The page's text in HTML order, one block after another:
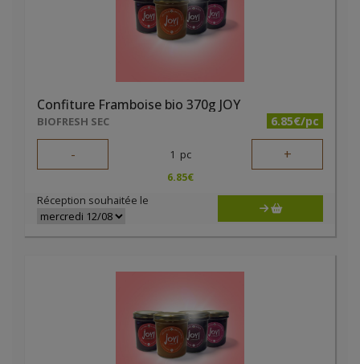
Confiture Framboise bio 370g JOY
BIOFRESH SEC 6.85€/pc
- 1 pc +
6.85€
Réception souhaitée le